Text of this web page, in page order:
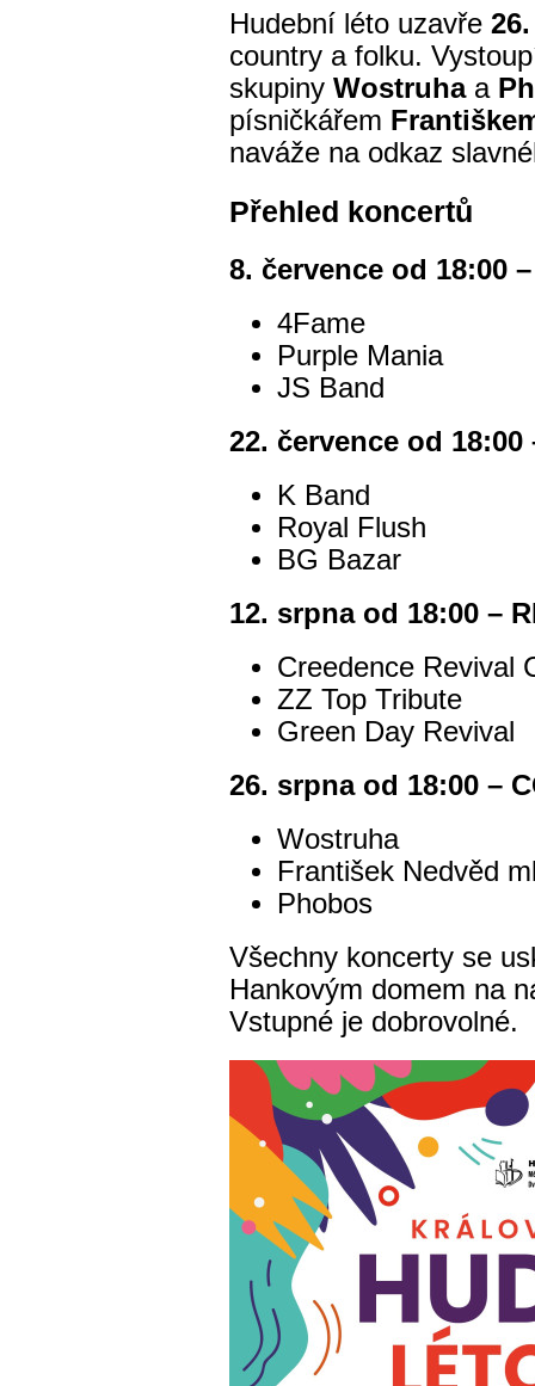
Hudební léto uzavře
country a folku.
skupiny Wostruhaa
písničkářem
naváže na odkaz
Přehled koncertů
8. července od 18:00
4Fame
Purple Mania
JS Band
22. července od 18:00
K Band
Royal Flush
BG Bazar
12. srpna od 18:00 –
Creedence Revival
ZZ Top Tribute
Green Day Revival
26. srpna od 18:00 –
Wostruha
František Nedvěd
Phobos
Všechny koncerty se
Hankovým domem na
Vstupné je dobrovolné.